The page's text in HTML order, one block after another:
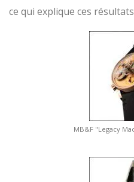
ce qui explique ces
MB&F "Legacy